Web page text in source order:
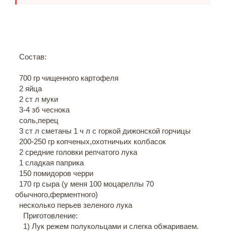
Состав:
700 гр чищенного картофеля
2 яйца
2 ст л муки
3-4 зб чеснока
соль,перец
3 ст л сметаны 1 ч л с горкой дижонской горчицы
200-250 гр копченых,охотничьих колбасок
2 средние головки репчатого лука
1 сладкая паприка
150 помидоров черри
170 гр сыра (у меня 100 моцареллы 70
обычного,ферментного)
несколько перьев зеленого лука
Приготовление:
1) Лук режем полукольцами и слегка обжариваем.